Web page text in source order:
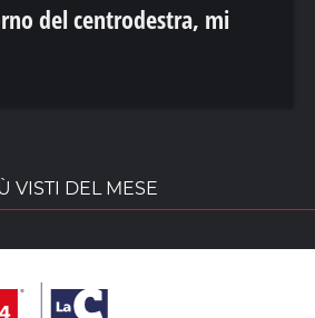
del centrodestra, mi
VISTI DEL MESE